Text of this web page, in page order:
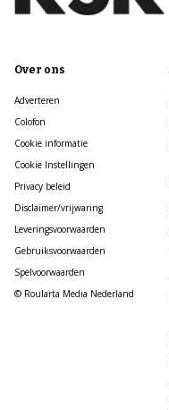
Over ons
Adverteren
Colofon
Cookie informatie
Cookie Instellingen
Privacy beleid
Disclaimer/vrijwaring
Leveringsvoorwaarden
Gebruiksvoorwaarden
Spelvoorwaarden
© Roularta Media Nederland